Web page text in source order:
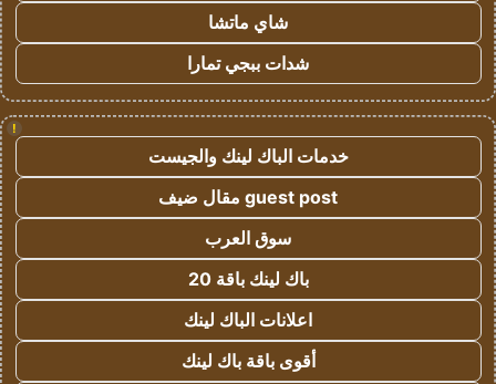
شاي ماتشا
شدات ببجي تمارا
!
خدمات الباك لينك والجيست
guest post مقال ضيف
سوق العرب
باك لينك باقة 20
اعلانات الباك لينك
أقوى باقة باك لينك